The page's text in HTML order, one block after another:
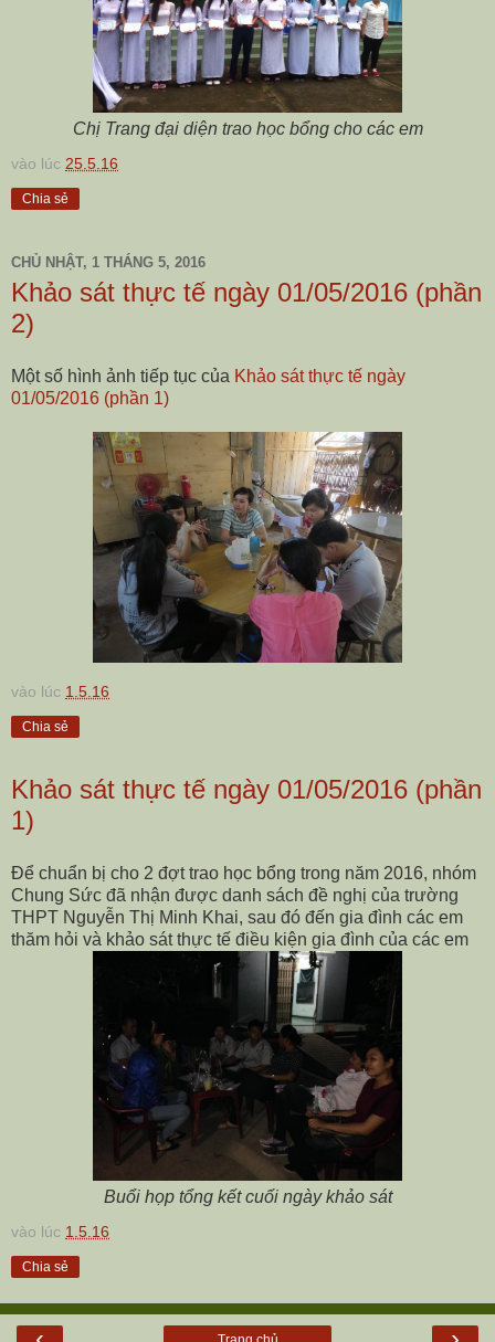
Chị Trang đại diện trao học bổng cho các em
vào lúc 25.5.16
Chia sẻ
CHỦ NHẬT, 1 THÁNG 5, 2016
Khảo sát thực tế ngày 01/05/2016 (phần
2)
Một số hình ảnh tiếp tục của Khảo sát thực tế ngày
01/05/2016 (phần 1)
vào lúc 1.5.16
Chia sẻ
Khảo sát thực tế ngày 01/05/2016 (phần
1)
Để chuẩn bị cho 2 đợt trao học bổng trong năm 2016, nhóm
Chung Sức đã nhận được danh sách đề nghị của trường
THPT Nguyễn Thị Minh Khai, sau đó đến gia đình các em
thăm hỏi và khảo sát thực tế điều kiện gia đình của các em
Buổi họp tổng kết cuối ngày khảo sát
vào lúc 1.5.16
Chia sẻ